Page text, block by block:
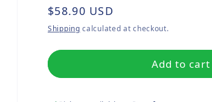
Regular price
$58.90 USD
Shipping calculated at checkout.
Add to cart